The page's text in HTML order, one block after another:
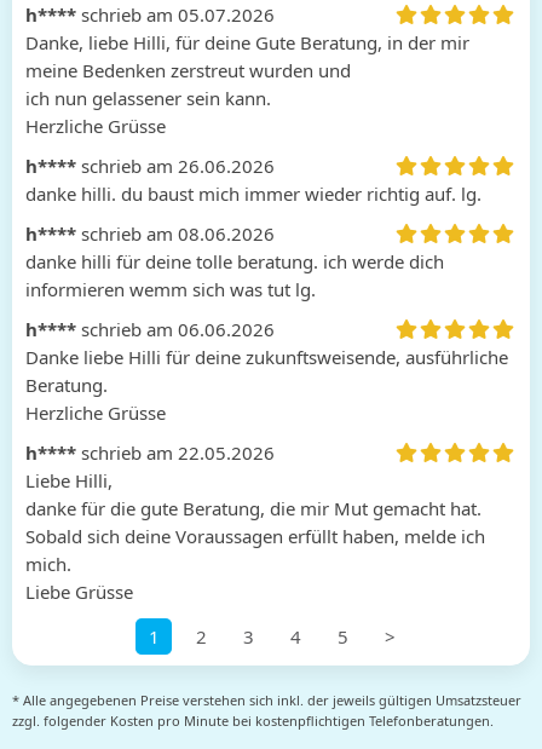
h**** schrieb am 05.07.2026
Danke, liebe Hilli, für deine Gute Beratung, in der mir
meine Bedenken zerstreut wurden und
ich nun gelassener sein kann.
Herzliche Grüsse
h**** schrieb am 26.06.2026
danke hilli. du baust mich immer wieder richtig auf. lg.
h**** schrieb am 08.06.2026
danke hilli für deine tolle beratung. ich werde dich
informieren wemm sich was tut lg.
h**** schrieb am 06.06.2026
Danke liebe Hilli für deine zukunftsweisende, ausführliche
Beratung.
Herzliche Grüsse
h**** schrieb am 22.05.2026
Liebe Hilli,
danke für die gute Beratung, die mir Mut gemacht hat.
Sobald sich deine Voraussagen erfüllt haben, melde ich
mich.
Liebe Grüsse
1
2 3 4 5 >
* Alle angegebenen Preise verstehen sich inkl. der jeweils gültigen Umsatzsteuer
zzgl. folgender Kosten pro Minute bei kostenpflichtigen Telefonberatungen.